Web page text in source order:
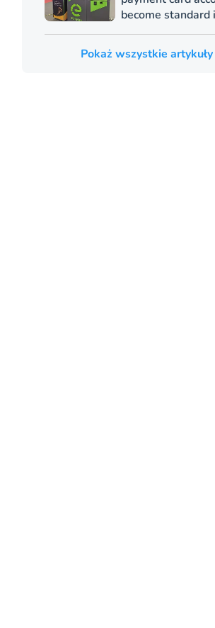
become standard
Pokaż wszystkie